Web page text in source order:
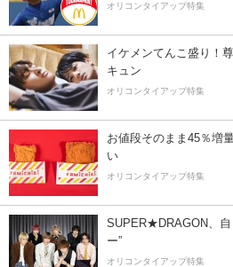
オリコンタイアップ特集
イケメンてんこ盛り！
キュン
オリコンタイアップ特集
お値段そのまま45％増
い
オリコンタイアップ特集
SUPER★DRAGON、自
ー”
オリコンタイアップ特集